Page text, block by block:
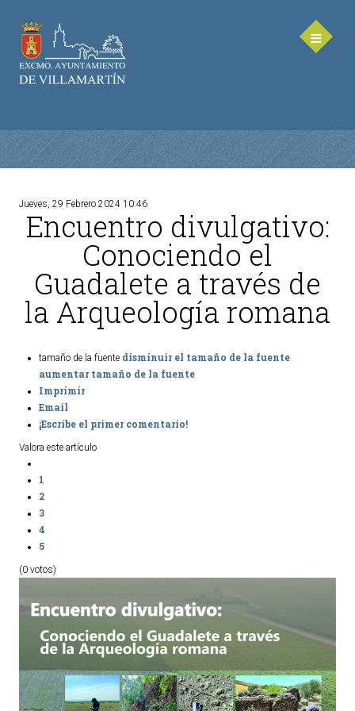
AYUNTAMIENTO
Saluda de la Alcaldesa
Equipo de Gobierno
Corporación Municipal - Legislatura 2023-2027
Delegaciones Municipales
Ordenanzas Municipales
Servicios Municipales
Accesibilidad
Salud
Educación
Deportes
Centros Sociales y Asistenciales
Transportes
Empleo y Seguridad Social
Servicios Comarcales
Jueves, 29 Febrero 2024 10:46
Encuentro divulgativo:
Conociendo el
Guadalete a través de
la Arqueología romana
tamaño de la fuente disminuir el tamaño de la fuente
aumentar tamaño de la fuente
Imprimir
Email
¡Escribe el primer comentario!
Valora este artículo
1
2
3
4
5
(0 votos)